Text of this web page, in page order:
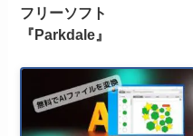
フリーソフト
『Parkdale』